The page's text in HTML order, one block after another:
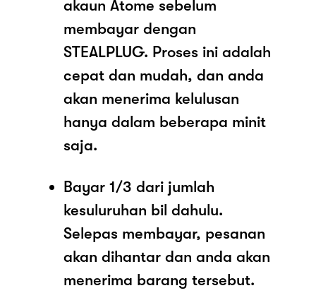
akaun Atome sebelum
membayar dengan
STEALPLUG. Proses ini adalah
cepat dan mudah, dan anda
akan menerima kelulusan
hanya dalam beberapa minit
saja.
Bayar 1/3 dari jumlah
kesuluruhan bil dahulu.
Selepas membayar, pesanan
akan dihantar dan anda akan
menerima barang tersebut.